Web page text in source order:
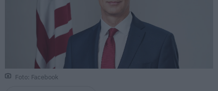
Foto: Facebook